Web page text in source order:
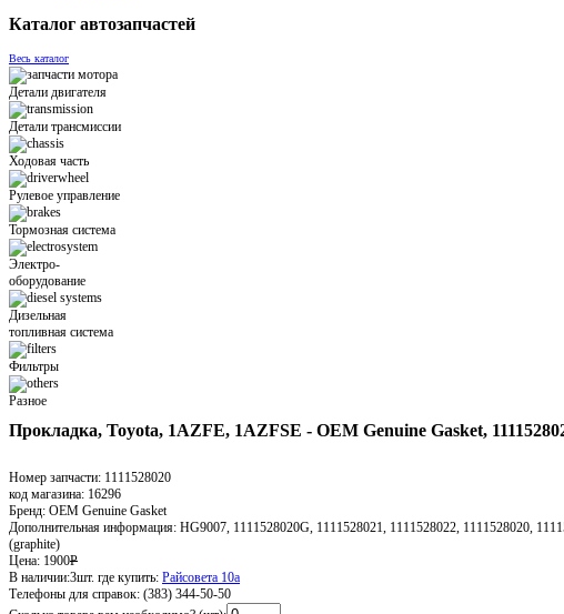
Каталог автозапчастей
Весь каталог
Детали двигателя
Детали трансмиссии
Ходовая часть
Рулевое управление
Тормозная система
Электро-
оборудование
Дизельная
топливная система
Фильтры
Разное
Прокладка, Toyota, 1AZFE, 1AZFSE - OEM Genuine Gasket,
Номер запчасти: 1111528020
код магазина: 16296
Бренд: OEM Genuine Gasket
Дополнительная информация: HG9007, 1111528020G, 1111528021, 1111528022, 1111528020,
(graphite)
Цена: 1900Р
В наличии:3шт. где купить: Райсовета 10а
Телефоны для справок: (383) 344-50-50